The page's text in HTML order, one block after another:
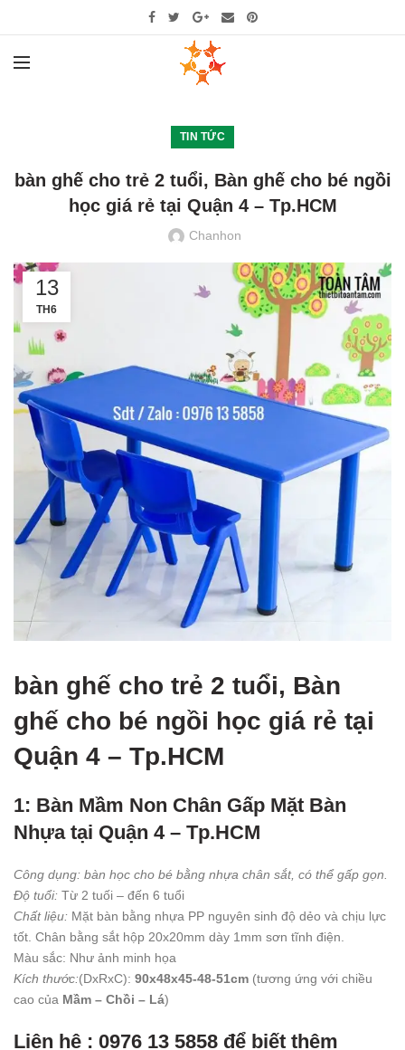
TIN TỨC
bàn ghế cho trẻ 2 tuổi, Bàn ghế cho bé ngồi
học giá rẻ tại Quận 4 – Tp.HCM
Chanhon
13
TH6
bàn ghế cho trẻ 2 tuổi, Bàn
ghế cho bé ngồi học giá rẻ tại
Quận 4 – Tp.HCM
1: Bàn Mầm Non Chân Gấp Mặt Bàn
Nhựa tại Quận 4 – Tp.HCM
Công dụng: bàn học cho bé bằng nhựa chân sắt, có thể gấp gọn.
Độ tuổi: Từ 2 tuối – đến 6 tuổi
Chất liệu: Mặt bàn bằng nhựa PP nguyên sinh độ dẻo và chịu lực
tốt. Chân bằng sắt hộp 20x20mm dày 1mm sơn tĩnh điện.
Màu sắc: Như ảnh minh họa
Kích thước:(DxRxC): 90x48x45-48-51cm (tương ứng với chiều
cao của Mầm – Chồi – Lá)
Liên hệ : 0976 13 5858 để biết thêm